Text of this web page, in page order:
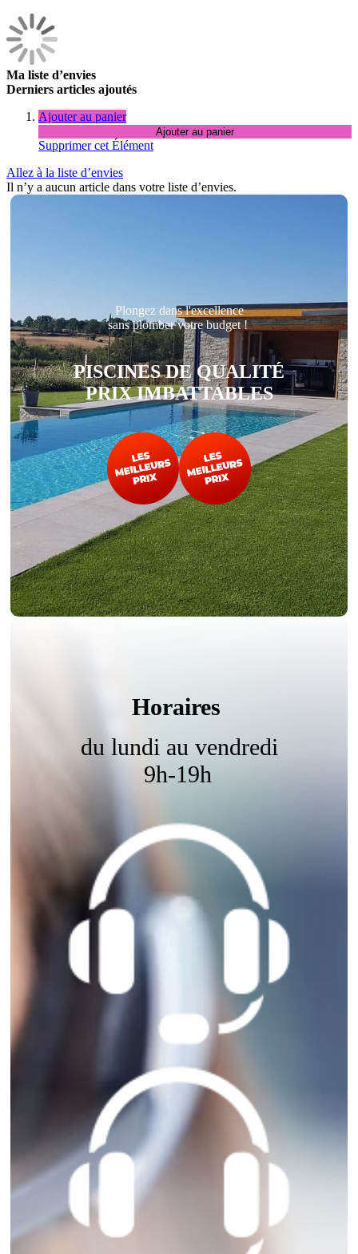
Ma liste d’envies
Derniers articles ajoutés
Ajouter au panier
Ajouter au panier
Supprimer cet Élément
Allez à la liste d’envies
Il n’y a aucun article dans votre liste d’envies.
Plongez dans l'excellence
sans plomber votre budget !
PISCINES DE QUALITÉ
PRIX IMBATTABLES
Horaires
du lundi au vendredi
9h-19h